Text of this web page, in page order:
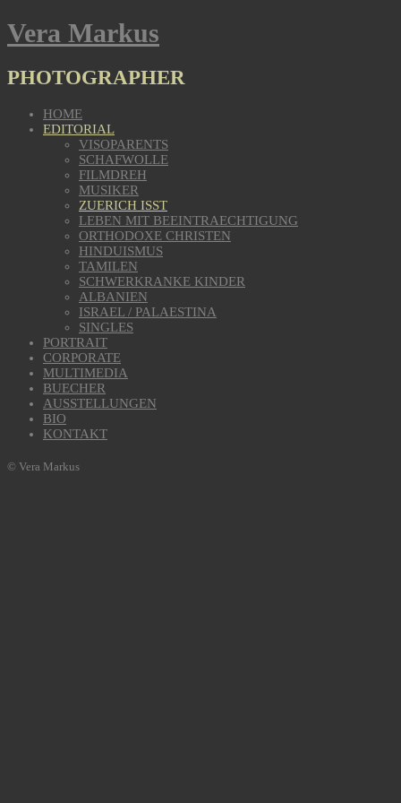
Vera Markus
PHOTOGRAPHER
HOME
EDITORIAL
VISOPARENTS
SCHAFWOLLE
FILMDREH
MUSIKER
ZUERICH ISST
LEBEN MIT BEEINTRAECHTIGUNG
ORTHODOXE CHRISTEN
HINDUISMUS
TAMILEN
SCHWERKRANKE KINDER
ALBANIEN
ISRAEL / PALAESTINA
SINGLES
PORTRAIT
CORPORATE
MULTIMEDIA
BUECHER
AUSSTELLUNGEN
BIO
KONTAKT
© Vera Markus